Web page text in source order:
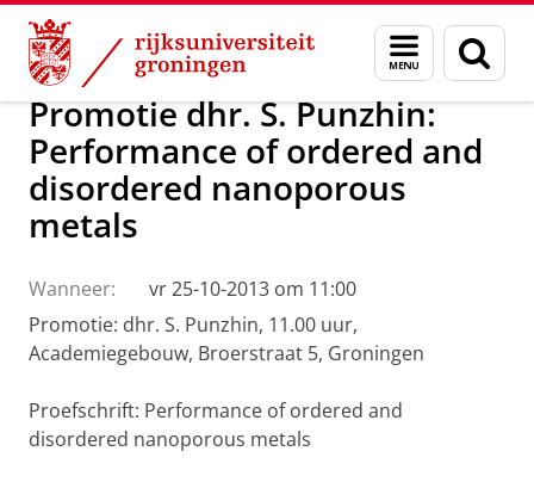
Skip
Content
Skip
Navigation
Menu
en
zoeken
Over ons Actueel Nieuws
Promotie dhr. S. Punzhin:
Performance of ordered and
disordered nanoporous
metals
Wanneer:
vr 25-10-2013 om 11:00
Promotie: dhr. S. Punzhin, 11.00 uur,
Academiegebouw, Broerstraat 5, Groningen
Proefschrift: Performance of ordered and
disordered nanoporous metals